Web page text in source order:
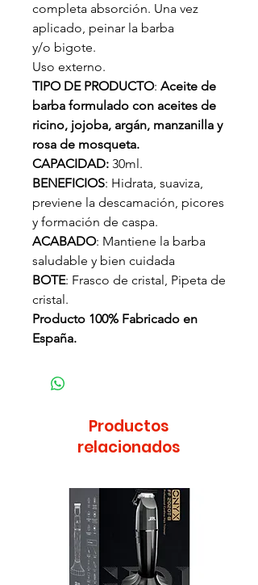
completa absorción. Una vez
aplicado, peinar la barba
y/o bigote.
Uso externo.
TIPO DE PRODUCTO: Aceite de
barba formulado con aceites de
ricino, jojoba, argán, manzanilla y
rosa de mosqueta.
CAPACIDAD: 30ml.
BENEFICIOS: Hidrata, suaviza,
previene la descamación, picores
y formación de caspa.
ACABADO: Mantiene la barba
saludable y bien cuidada
BOTE: Frasco de cristal, Pipeta de
cristal.
Producto 100% Fabricado en
España.
Productos
relacionados